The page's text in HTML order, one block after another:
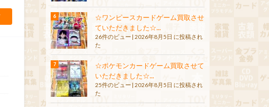
☆ワンピースカードゲーム買取させ
ていただきました☆...
26件のビュー
2026年8月5日 に投稿され
た
☆ポケモンカードゲーム買取させて
いただきました☆...
25件のビュー | 2026年8月5日 に投稿され
た